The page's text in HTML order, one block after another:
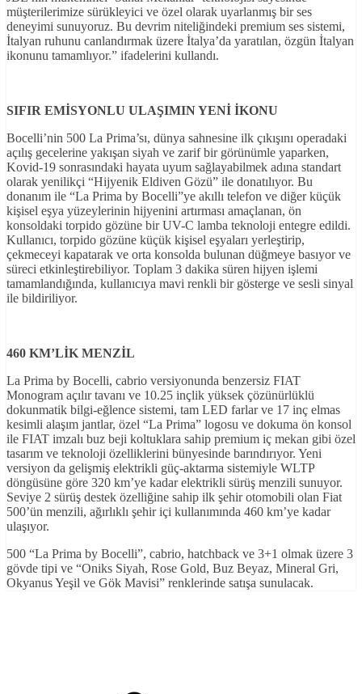
müşterilerimize sürükleyici ve özel olarak uyarlanmış bir ses
deneyimi sunuyoruz. Bu devrim niteliğindeki premium ses sistemi,
İtalyan ruhunu canlandırmak üzere İtalya’da yaratılan, özgün İtalyan
ikonunu tamamlıyor.” ifadelerini kullandı.
SIFIR EMİSYONLU ULAŞIMIN YENİ İKONU
Bocelli’nin 500 La Prima’sı, dünya sahnesine ilk çıkışını operadaki
açılış gecelerine yakışan siyah ve zarif bir görünümle yaparken,
Kovid-19 sonrasındaki hayata uyum sağlayabilmek adına standart
olarak yenilikçi “Hijyenik Eldiven Gözü” ile donatılıyor. Bu
donanım ile “La Prima by Bocelli”ye akıllı telefon ve diğer küçük
kişisel eşya yüzeylerinin hijyenini artırması amaçlanan, ön
konsoldaki torpido gözüne bir UV-C lamba teknoloji entegre edildi.
Kullanıcı, torpido gözüne küçük kişisel eşyaları yerleştirip,
çekmeceyi kapatarak ve orta konsolda bulunan düğmeye basıyor ve
süreci etkinleştirebiliyor. Toplam 3 dakika süren hijyen işlemi
tamamlandığında, kullanıcıya mavi renkli bir gösterge ve sesli sinyal
ile bildiriliyor.
460 KM’LİK MENZİL
La Prima by Bocelli, cabrio versiyonunda benzersiz FIAT
Monogram açılır tavanı ve 10.25 inçlik yüksek çözünürlüklü
dokunmatik bilgi-eğlence sistemi, tam LED farlar ve 17 inç elmas
kesimli alaşım jantlar, özel “La Prima” logosu ve dokuma ön konsol
ile FIAT imzalı buz beji koltuklara sahip premium iç mekan gibi özel
tasarım ve teknoloji özelliklerini bünyesinde barındırıyor. Yeni
versiyon da gelişmiş elektrikli güç-aktarma sistemiyle WLTP
döngüsüne göre 320 km’ye kadar elektrikli sürüş menzili sunuyor.
Seviye 2 sürüş destek özelliğine sahip ilk şehir otomobili olan Fiat
500’ün menzili, ağırlıklı şehir içi kullanımında 460 km’ye kadar
ulaşıyor.
500 “La Prima by Bocelli”, cabrio, hatchback ve 3+1 olmak üzere 3
gövde tipi ve “Oniks Siyah, Rose Gold, Buz Beyaz, Mineral Gri,
Okyanus Yeşil ve Gök Mavisi” renklerinde satışa sunulacak.